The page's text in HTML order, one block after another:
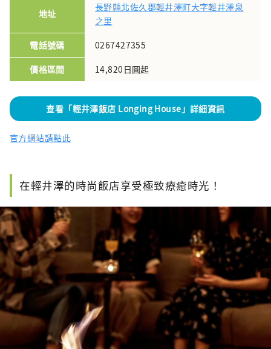
地址
長野縣北佐久郡輕井澤町大字輕井澤泉
之里
電話號碼
0267427355
價格區間
14,820日圓起
查看「輕井澤飯店 Longing House」詳細資訊
官方網站請點此
在輕井澤的時尚飯店享受極致療癒時光！